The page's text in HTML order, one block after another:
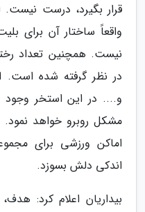
قرار بگیرد، درست نیست.
واقعاً ساختار آن برای
نیست. همچنین تعداد
در نظر گرفته شده است.
و.... در این استخر وجود
مشکل روبرو خواهد
اماکن ورزشی برای
اندکی دلش بسوزد.
بیداریان اعلام کرد: